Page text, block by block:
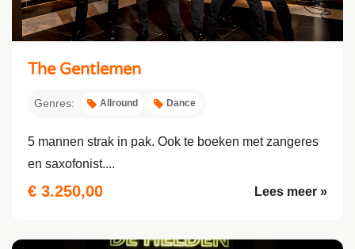
The Gentlemen
Genres: Allround Dance
5 mannen strak in pak. Ook te boeken met zangeres
en saxofonist....
€ 3.250,00 Lees meer »